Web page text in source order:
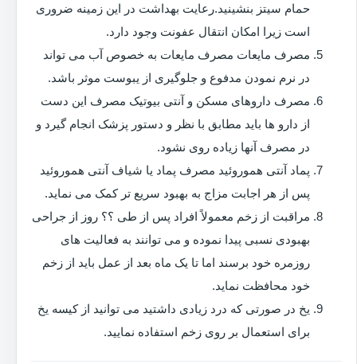
حمام سیتز بنشینید.رعایت بهداشت در این زمینه ضروری
است زیرا امکان انتقال عفونت وجود دارد.
مصرف مایعات مصرف مایعات به خصوص آب می تواند
در نرم نمودن مدفوع و جلوگیری از یبوست موثر باشد.
مصرف داروهای مسکن و آنتی بیوتیک مصرف این دست
از دارو ها باید مطابق با نظر و دستور پزشک انجام گیرد و
در مصرف آنها زیاده روی نشود.
پماد آنتی هموروئید مصرف پماد یا شیاف آنتی هموروئید
پس از هر اجابت مزاج به بهبود سریع تر کمک می نماید.
مراقبت از زخم معمولاً افراد پس از طی ؟؟ روز از جراحی
بهبودی نسبی پیدا نموده و می توانند به فعالیت های
روزمره خود برسند اما تا یک ماه بعد از عمل باید از زخم
خود محافظت نماید.
یخ در صورتی که درد زیادی داشتید می توانید از کیسه یخ
برای استعمال بر روی زخم استفاده نمایید.